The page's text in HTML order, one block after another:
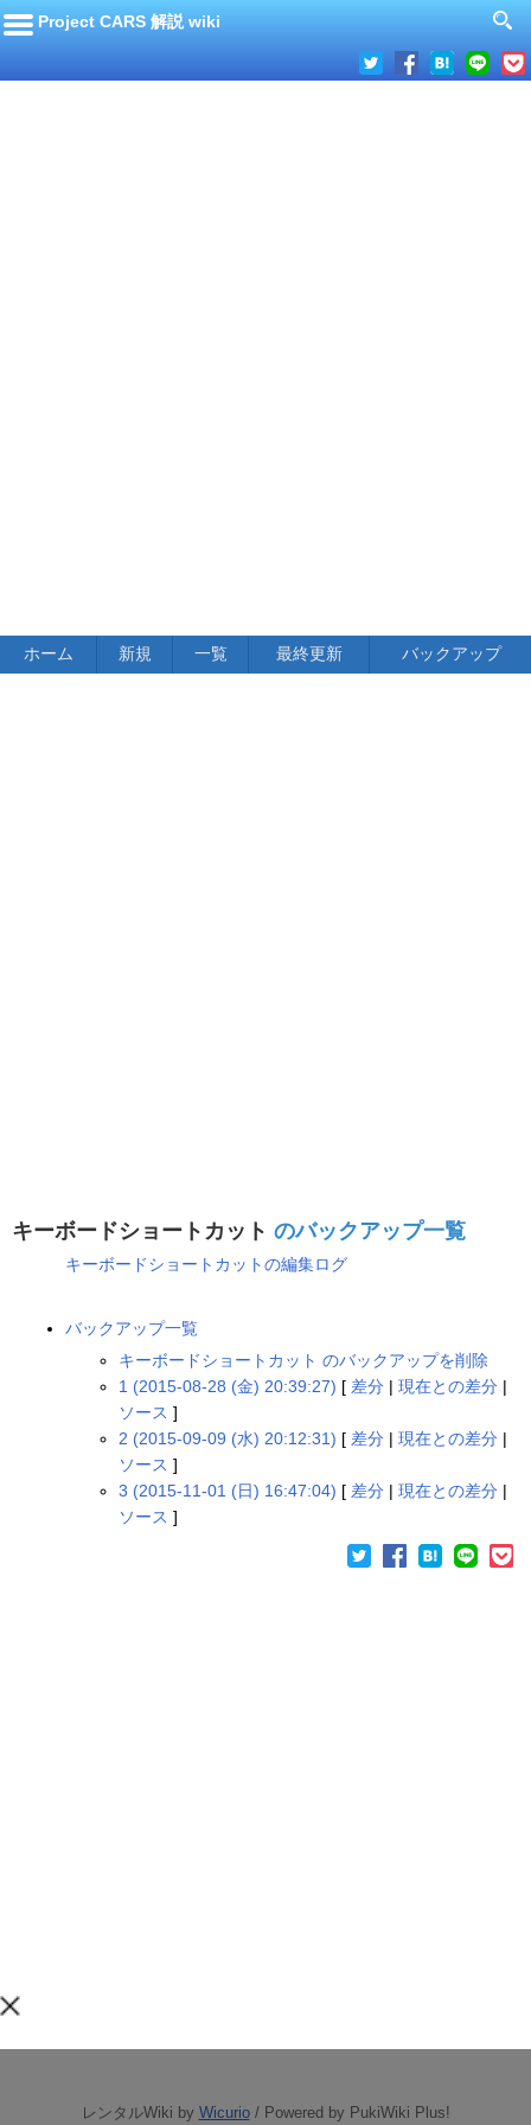
Project CARS 解説 wiki
ホーム 新規 一覧 最終更新 バックアップ
キーボードショートカット のバックアップ一覧
キーボードショートカットの編集ログ
バックアップ一覧
キーボードショートカット のバックアップを削除
1 (2015-08-28 (金) 20:39:27) [ 差分 | 現在との差分 |
ソース ]
2 (2015-09-09 (水) 20:12:31) [ 差分 | 現在との差分 |
ソース ]
3 (2015-11-01 (日) 16:47:04) [ 差分 | 現在との差分 |
ソース ]
レンタルWiki by Wicurio/ Powered by PukiWiki Plus!